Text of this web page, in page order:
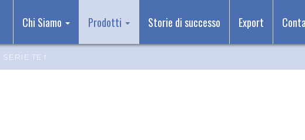
Chi Siamo Prodotti Storie di successo Export
SERIE TE t